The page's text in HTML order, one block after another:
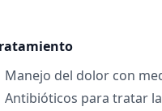
Manejo del dolor con
Antibióticos para tratar